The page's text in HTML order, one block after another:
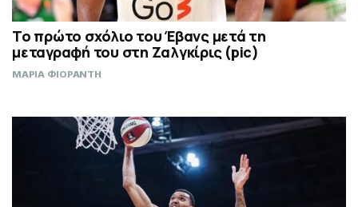
Το πρώτο σχόλιο του Έβανς μετά τη
μεταγραφή του στη Ζαλγκίρις (pic)
ΜΑΡΙΑ ΦΙΟΡΑΝΤΗ